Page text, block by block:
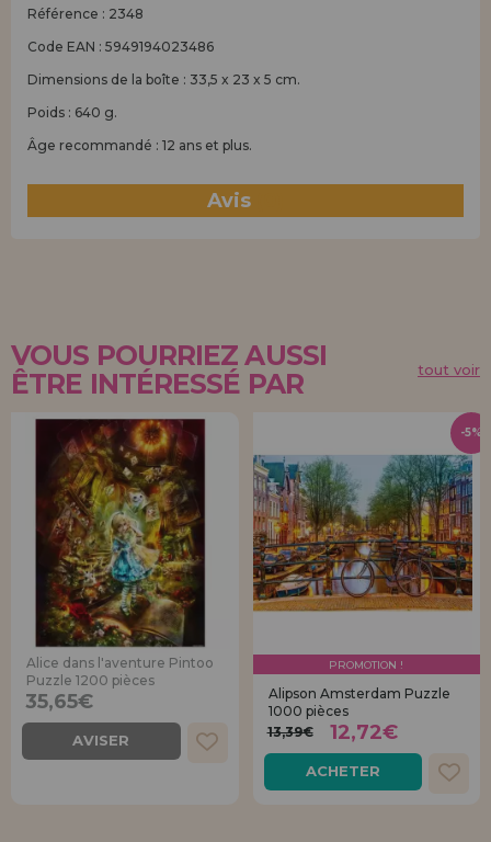
Référence : 2348
Code EAN : 5949194023486
Dimensions de la boîte : 33,5 x 23 x 5 cm.
Poids : 640 g.
Âge recommandé : 12 ans et plus.
Avis
VOUS POURRIEZ AUSSI
ÊTRE INTÉRESSÉ PAR
tout voir
Alice dans l'aventure Pintoo
Puzzle 1200 pièces
35,65€
AVISER
PROMOTION !
Alipson Amsterdam Puzzle
1000 pièces
13,39€
12,72€
ACHETER
-5%